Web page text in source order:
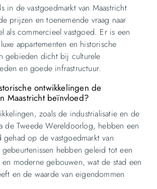
in de vastgoedmarkt van Maastricht
prijzen en toenemende vraag naar
als commercieel vastgoed. Er is een
appartementen en historische
gebieden dicht bij culturele
en goede infrastructuur.
ontwikkelingen de
Maastricht beïnvloed?
zoals de industrialisatie en de
de Tweede Wereldoorlog, hebben een
op de vastgoedmarkt van
hebben geleid tot een
en moderne gebouwen, wat de stad een
en de waarde van eigendommen